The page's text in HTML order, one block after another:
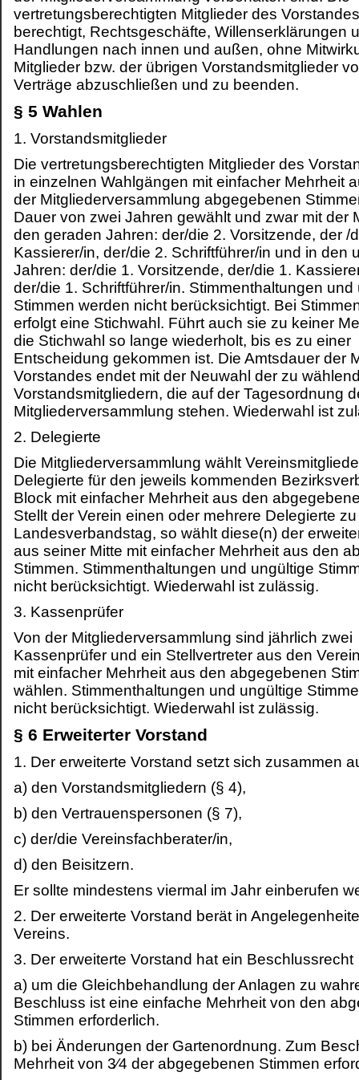
vertretungsberechtigten Mitglieder des
berechtigt, Rechtsgeschäfte, Willenserklärungen
Handlungen nach innen und außen, ohne
Mitglieder bzw. der übrigen Vorstandsmitglieder
Verträge abzuschließen und zu beenden.
§ 5 Wahlen
1. Vorstandsmitglieder
Die vertretungsberechtigten Mitglieder des
in einzelnen Wahlgängen mit einfacher Mehrheit
der Mitgliederversammlung abgegebenen
Dauer von zwei Jahren gewählt und zwar mit der
den geraden Jahren: der/die 2. Vorsitzende, der /
Kassierer/in, der/die 2. Schriftführer/in und in den
Jahren: der/die 1. Vorsitzende, der/die 1.
der/die 1. Schriftführer/in. Stimmenthaltungen und
Stimmen werden nicht berücksichtigt. Bei
erfolgt eine Stichwahl. Führt auch sie zu keiner
die Stichwahl so lange wiederholt, bis es zu einer
Entscheidung gekommen ist. Die Amtsdauer der
Vorstandes endet mit der Neuwahl der zu
Vorstandsmitgliedern, die auf der Tagesordnung
Mitgliederversammlung stehen. Wiederwahl ist
2. Delegierte
Die Mitgliederversammlung wählt
Delegierte für den jeweils kommenden
Block mit einfacher Mehrheit aus den
Stellt der Verein einen oder mehrere Delegierte
Landesverbandstag, so wählt diese(n) der
aus seiner Mitte mit einfacher Mehrheit aus den
Stimmen. Stimmenthaltungen und ungültige
nicht berücksichtigt. Wiederwahl ist zulässig.
3. Kassenprüfer
Von der Mitgliederversammlung sind jährlich zwei
Kassenprüfer und ein Stellvertreter aus den
mit einfacher Mehrheit aus den abgegebenen
wählen. Stimmenthaltungen und ungültige
nicht berücksichtigt. Wiederwahl ist zulässig.
§ 6 Erweiterter Vorstand
1. Der erweiterte Vorstand setzt sich zusammen
a) den Vorstandsmitgliedern (§ 4),
b) den Vertrauenspersonen (§ 7),
c) der/die Vereinsfachberater/in,
d) den Beisitzern.
Er sollte mindestens viermal im Jahr einberufen
2. Der erweiterte Vorstand berät in
Vereins.
3. Der erweiterte Vorstand hat ein Beschlussrecht
a) um die Gleichbehandlung der Anlagen zu
Beschluss ist eine einfache Mehrheit von den
Stimmen erforderlich.
b) bei Änderungen der Gartenordnung. Zum
Mehrheit von 3⁄4 der abgegebenen Stimmen